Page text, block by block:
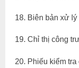
18. Biên bản xử lý
19. Chỉ thị công
20. Phiếu kiểm